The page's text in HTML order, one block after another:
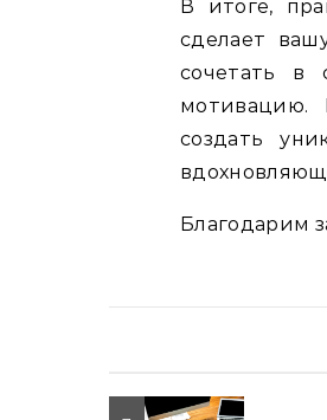
В итоге,
сделает
сочетать в
мотивацию.
создать
Благодарим